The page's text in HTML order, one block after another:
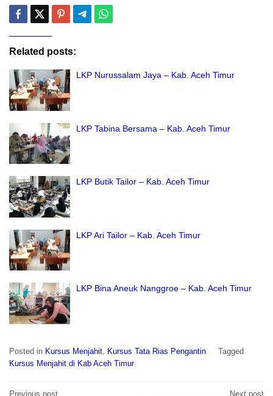
Related posts:
LKP Nurussalam Jaya – Kab. Aceh Timur
LKP Tabina Bersama – Kab. Aceh Timur
LKP Butik Tailor – Kab. Aceh Timur
LKP Ari Tailor – Kab. Aceh Timur
LKP Bina Aneuk Nanggroe – Kab. Aceh Timur
Posted in Kursus Menjahit Kursus Tata Rias Pengantin
Tagged
Kursus Menjahit di Kab Aceh Timur
Previous post
Next post